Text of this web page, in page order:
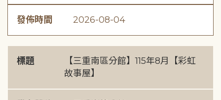
發佈時間 2026-08-04
標題
【三重南區分館】115年8月【彩虹
故事屋】